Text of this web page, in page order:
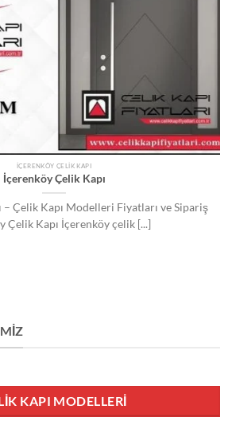
İÇERENKÖY ÇELIK KAPI
İçerenköy Çelik Kapı
– Çelik Kapı Modelleri Fiyatları ve Sipariş
Çelik Kapı İçerenköy çelik [...]
KAPI MODELLERI